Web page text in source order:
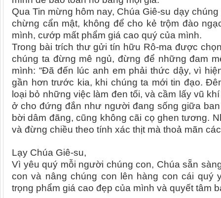
Qua Tin mừng hôm nay, Chúa Giê-su dạy
chừng cẩn mật, không để cho kẻ trộm đào
mình, cướp mất phẩm giá cao quý của mình.
Trong bài trích thư gửi tín hữu Rô-ma được
chúng ta đừng mê ngủ, đừng để những đam
mình: “Đã đến lúc anh em phải thức dậy, vì
gần hơn trước kia, khi chúng ta mới tin đạo.
loại bỏ những việc làm đen tối, và cầm lấy vũ
ở cho đứng đắn như người đang sống giữa
bời dâm đãng, cũng không cãi cọ ghen tương.
và đừng chiều theo tính xác thịt mà thoả mãn
Lạy Chúa Giê-su,
Vì yêu quý mỗi người chúng con, Chúa sẵn
con và nâng chúng con lên hàng con cái quý
trọng phẩm giá cao đẹp của mình và quyết tâm